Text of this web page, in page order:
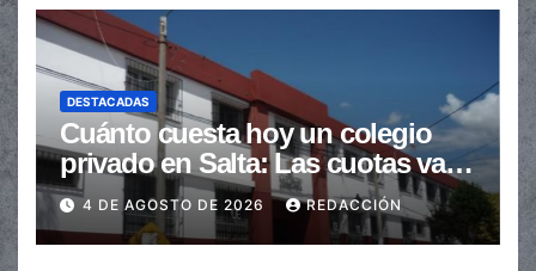
DESTACADAS
Cuánto cuesta hoy un colegio
privado en Salta: Las cuotas van
de $110.000 a más de $600.000
4 DE AGOSTO DE 2026 REDACCIÓN